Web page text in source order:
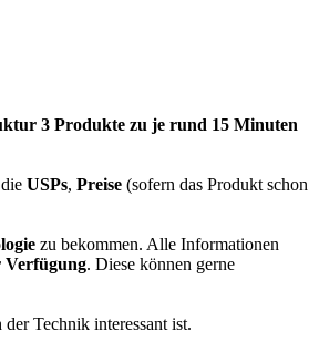
3 Produkte zu je rund 15 Minuten
USPs, Preise (sofern das Produkt schon
zu bekommen. Alle Informationen
Verfügung. Diese können gerne
Technik interessant ist.